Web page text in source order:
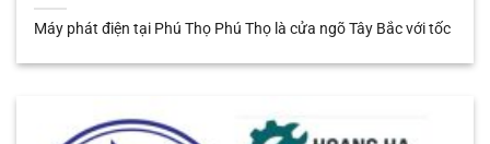
Máy phát điện tại Phú Thọ Phú Thọ là cửa ngõ Tây Bắc với tốc